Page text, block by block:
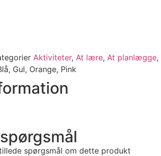
Aktiviteter, At lære, At planlægge,
Gul, Orange, Pink
spørgsmål om dette produkt